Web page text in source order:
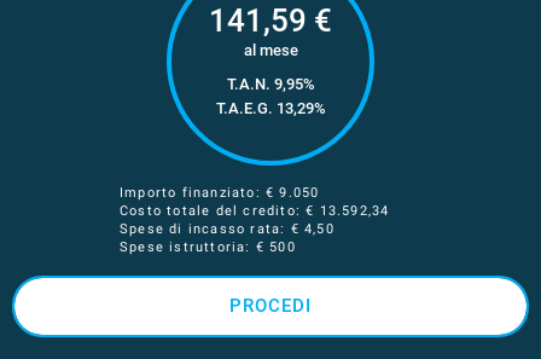
141,59 €
al mese
T.A.N. 9,95%
T.A.E.G. 13,29%
Importo finanziato: €9.050
Costo totale del credito: € 13.592,34
Spese di incasso rata: € 4,50
Spese istruttoria: € 500
PROCEDI